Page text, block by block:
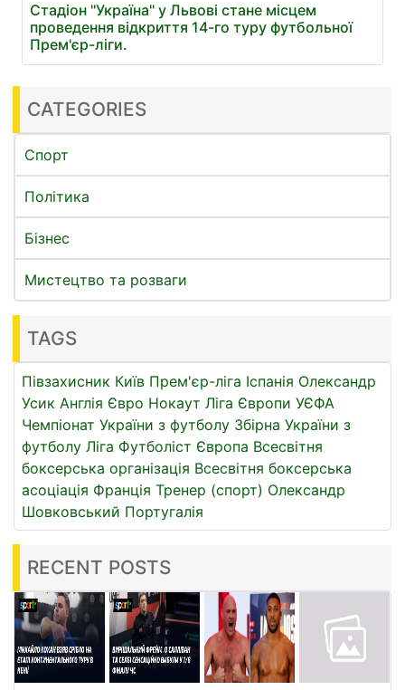
Стадіон "Україна" у Львові стане місцем
проведення відкриття 14-го туру футбольної
Прем'єр-ліги.
CATEGORIES
Спорт
Політика
Бізнес
Мистецтво та розваги
TAGS
Півзахисник Київ Прем'єр-ліга Іспанія Олександр
Усик Англія Євро Нокаут Ліга Європи УЄФА
Чемпіонат України з футболу Збірна України з
футболу Ліга Футболіст Європа Всесвітня
боксерська організація Всесвітня боксерська
асоціація Франція Тренер (спорт) Олександр
Шовковський Португалія
RECENT POSTS